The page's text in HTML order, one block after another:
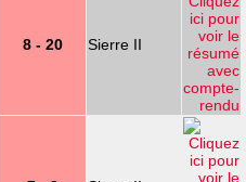
8 - 20 Sierre II